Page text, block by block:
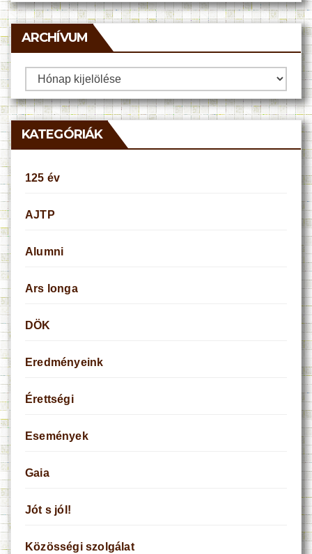
ARCHÍVUM
Archívum
KATEGÓRIÁK
125 év
AJTP
Alumni
Ars longa
DÖK
Eredményeink
Érettségi
Események
Gaia
Jót s jól!
Közösségi szolgálat